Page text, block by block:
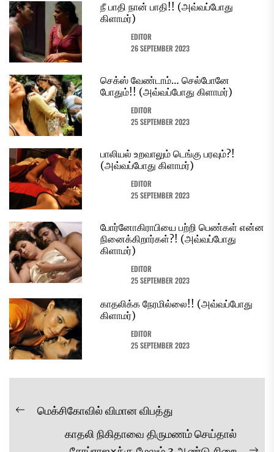
நீ பாதி நான் பாதி!! (அவ்வப்போது
கிளாமர்)
EDITOR
26 SEPTEMBER 2023
செக்ஸ் வேண்டாம்… செல்போனே
போதும்!! (அவ்வப்போது கிளாமர்)
EDITOR
25 SEPTEMBER 2023
பாலியல் உறவாலும் டெங்கு பரவும்?!
(அவ்வப்போது கிளாமர்)
EDITOR
25 SEPTEMBER 2023
போர்னோகிராபியை பற்றி பெண்கள் என்ன
நினைக்கிறார்கள்?! (அவ்வப்போது
கிளாமர்)
EDITOR
25 SEPTEMBER 2023
காதலிக்க நேரமில்லை!! (அவ்வப்போது
கிளாமர்)
EDITOR
25 SEPTEMBER 2023
Post
navigation
Previous
மெக்சிகோவில் விமான விபத்து
காதலி நிகிதாவை திருமணம் செய்தால்